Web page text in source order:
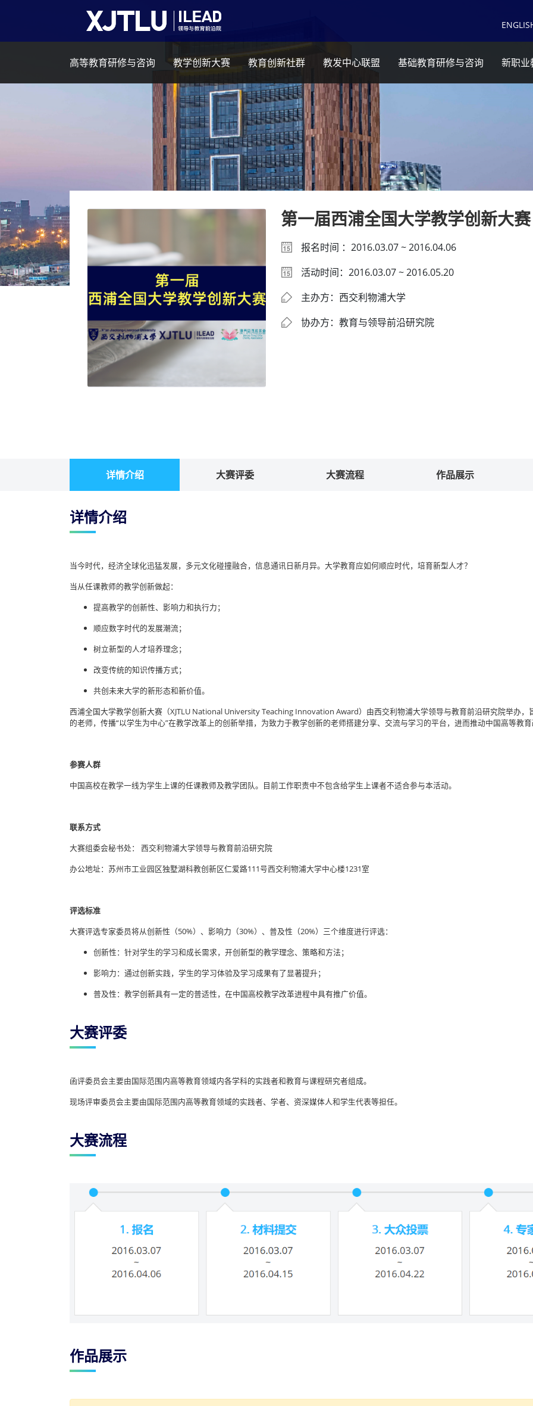
EN
高等教育研修与咨询 教学创新大赛 教育创新社群 教发中心联盟 基础教育研修与咨询 新职业
第一届西浦全国大学教学创新大赛
报名时间 ：2016.03.07 ~ 2016.04.06
活动时间：2016.03.07 ~ 2016.05.20
主办方：西交利物浦大学
协办方：教育与领导前沿研究院
详情介绍 大赛评委 大赛流程 作品展示
详情介绍
当今时代，经济全球化迅猛发展，多元文化碰撞融合，信息通讯日新月异。大学教育应如何顺应时代，培育新型人才？
当从任课教师的教学创新做起：
提高教学的创新性、影响力和执行力；
顺应数字时代的发展潮流；
树立新型的人才培养理念；
改变传统的知识传播方式；
共创未来大学的新形态和新价值。
西浦全国大学教学创新大赛（XJTLU National University Teaching Innovation Award）由西交利物浦大学领导与教育前沿研究院举办，
的老师，传播“以学生为中心”在教学改革上的创新举措，为致力于教学创新的老师搭建分享、交流与学习的平台，进而推动中国高等教
参赛人群
中国高校在教学一线为学生上课的任课教师及教学团队。目前工作职责中不包含给学生上课者不适合参与本活动。
联系方式
大赛组委会秘书处： 西交利物浦大学领导与教育前沿研究院
办公地址：苏州市工业园区独墅湖科教创新区仁爱路111号西交利物浦大学中心楼1231室
评选标准
大赛评选专家委员将从创新性（50%）、影响力（30%）、普及性（20%）三个维度进行评选：
创新性：针对学生的学习和成长需求，开创新型的教学理念、策略和方法；
影响力：通过创新实践，学生的学习体验及学习成果有了显著提升；
普及性：教学创新具有一定的普适性，在中国高校教学改革进程中具有推广价值。
大赛评委
函评委员会主要由国际范围内高等教育领域内各学科的实践者和教育与课程研究者组成。
现场评审委员会主要由国际范围内高等教育领域的实践者、学者、资深媒体人和学生代表等担任。
大赛流程
作品展示